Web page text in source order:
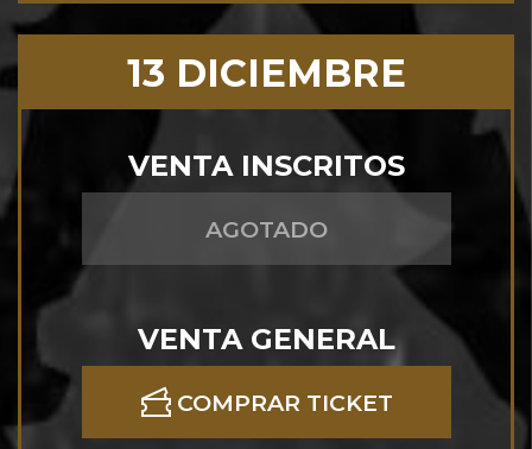
13 DICIEMBRE
VENTA INSCRITOS
AGOTADO
VENTA GENERAL
COMPRAR TICKET